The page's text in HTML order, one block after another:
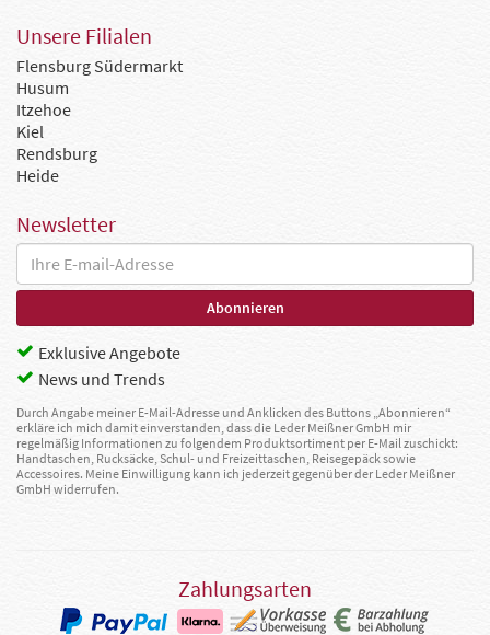
Unsere Filialen
Flensburg Südermarkt
Husum
Itzehoe
Kiel
Rendsburg
Heide
Newsletter
Exklusive Angebote
News und Trends
Durch Angabe meiner E-Mail-Adresse und Anklicken des Buttons „Abonnieren“
erkläre ich mich damit einverstanden, dass die Leder Meißner GmbH mir
regelmäßig Informationen zu folgendem Produktsortiment per E-Mail zuschickt:
Handtaschen, Rucksäcke, Schul- und Freizeittaschen, Reisegepäck sowie
Accessoires. Meine Einwilligung kann ich jederzeit gegenüber der Leder Meißner
GmbH widerrufen.
Zahlungsarten